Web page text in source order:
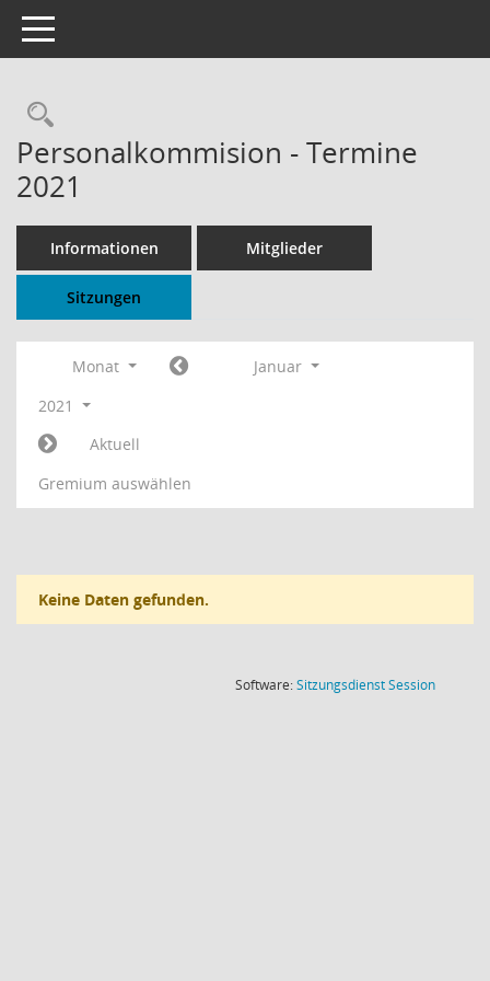
Toggle navigation
Rechercheauswahl
Personalkommision - Termine
2021
Informationen Mitglieder
Sitzungen
Monat
Januar
2021
Aktuell
Gremium auswählen
Keine Daten gefunden.
Software:SitzungsdienstSession(Wird in